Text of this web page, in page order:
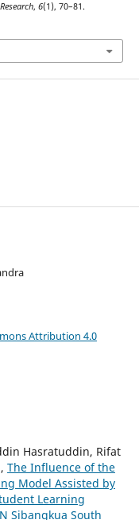
, 6(1), 70–81.
Attribution 4.0
Hasratuddin, Rifat
The Influence of the
Model Assisted by
Learning
Sibangkua South